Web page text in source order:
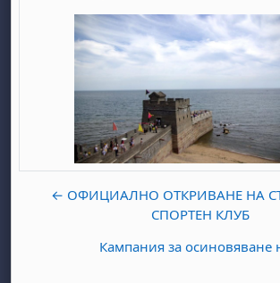
← ОФИЦИАЛНО ОТКРИВАНЕ НА
СПОРТЕН КЛУБ
Кампания за